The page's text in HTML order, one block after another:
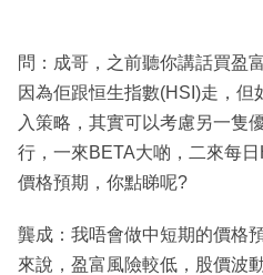
問：成哥，之前聽你講話買盈
因為佢跟恒生指數(HSI)走，但
入策略，其實可以考慮另一隻
行，一來BETA大啲，二來每
價格預期，你點睇呢?
龔成：我唔會做中短期的價格
來說，盈富風險較低，股價波